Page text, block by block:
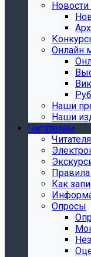
Онлайн
Наши
Наши
Читателям
Как
Опросы